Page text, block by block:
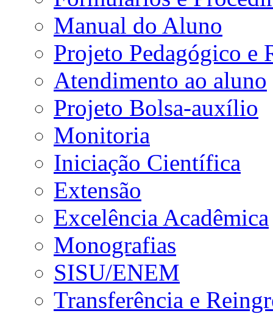
Manual do Aluno
Projeto Pedagógico e
Atendimento ao aluno
Projeto Bolsa-auxílio
Monitoria
Iniciação Científica
Extensão
Excelência Acadêmica
Monografias
SISU/ENEM
Transferência e